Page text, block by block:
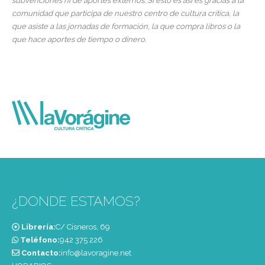
comunidad que participa de nuestro centro de cultura crítica, la
que asiste a las jornadas de formación, la que compra libros o la
que hace aportes de tiempo o dinero.
¿DONDE ESTAMOS?
Librería:C/ Cisneros, 69
Teléfono:‭942 375 226‬
Contacto:info@lavoragine.net